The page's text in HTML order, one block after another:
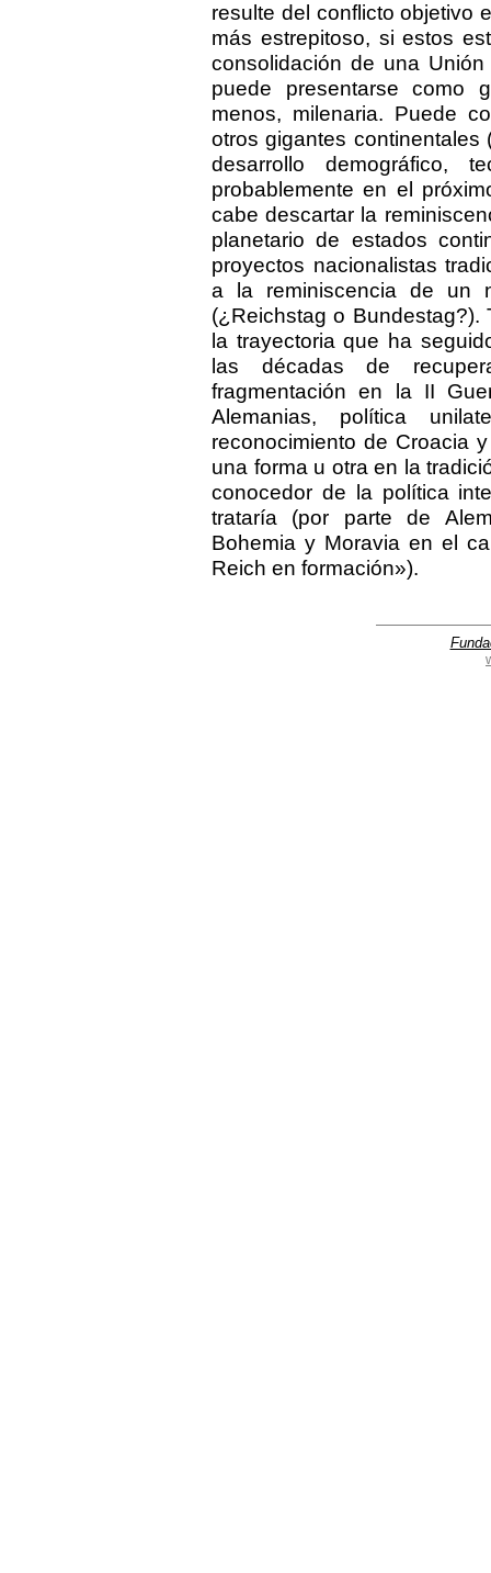
resulte del conflicto objetivo
más estrepitoso, si estos
consolidación de una
puede presentarse como
menos, milenaria. Puede
otros gigantes
desarrollo demográfico,
probablemente en el
cabe descartar la
planetario de estados
proyectos nacionalistas
a la reminiscencia de un
(¿Reichstag o
la trayectoria que ha
las décadas de
fragmentación en la II
Alemanias, política
reconocimiento de Croacia
una forma u otra en la
conocedor de la política
trataría (por parte de
Bohemia y Moravia en el
Reich en formación»).